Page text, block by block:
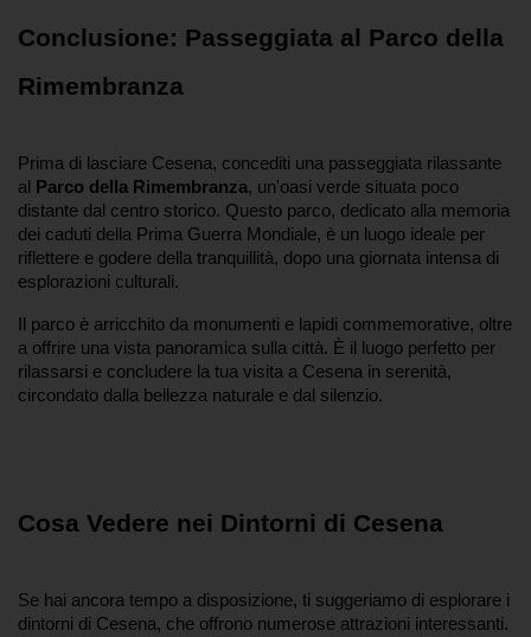
Conclusione: Passeggiata al Parco della
Rimembranza
Prima di lasciare Cesena, concediti una passeggiata rilassante
al
Parco della Rimembranza, un'oasi verde situata poco
distante dal centro storico. Questo parco, dedicato alla memoria
dei caduti della Prima Guerra Mondiale, è un luogo ideale per
riflettere e godere della tranquillità, dopo una giornata intensa di
esplorazioni culturali.
Il parco è arricchito da monumenti e lapidi commemorative, oltre
a offrire una vista panoramica sulla città. È il luogo perfetto per
rilassarsi e concludere la tua visita a Cesena in serenità,
circondato dalla bellezza naturale e dal silenzio.
Cosa Vedere nei Dintorni di Cesena
Se hai ancora tempo a disposizione, ti suggeriamo di esplorare i
dintorni di Cesena, che offrono numerose attrazioni interessanti.